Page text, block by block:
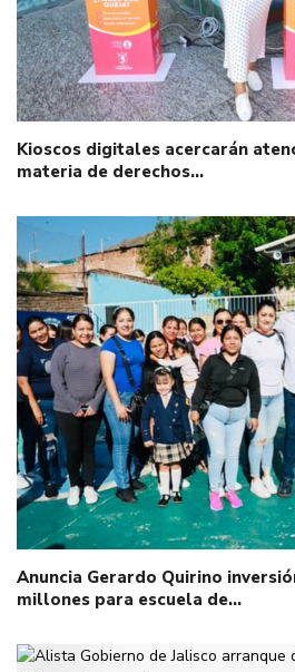
Kioscos digitales acercarán
materia de derechos…
Anuncia Gerardo Quirino
millones para escuela de…